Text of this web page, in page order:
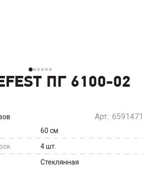
ПГ 6100-02
Арт.: 6591471
60 см
4шт.
Стеклянная